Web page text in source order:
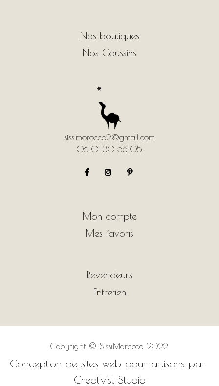
Nos boutiques
Nos Coussins
sissimorocco2@gmail.com
06 01 30 58 05
Mon compte
Mes favoris
Revendeurs
Entretien
Copyright ©SissiMorocco 2022
Conception de sites web pour artisans par
Creativist Studio